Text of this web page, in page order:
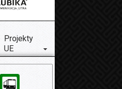
Projekty
UE